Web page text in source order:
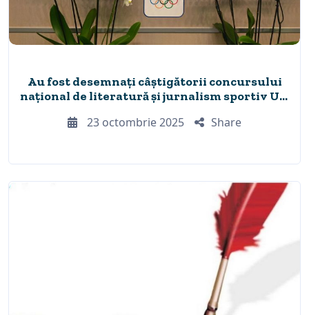
Au fost desemnați câștigătorii concursului
național de literatură și jurnalism sportiv UN
23 octombrie 2025 Share